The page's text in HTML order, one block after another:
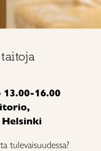
16.00
tulevaisuudessa?